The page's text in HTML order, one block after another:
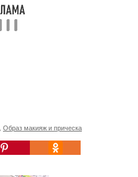
Образ макияж и прическа